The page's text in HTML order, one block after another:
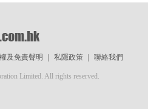
及免責聲明 私隱政策｜ 聯絡我們
Limited. All rights reserved.